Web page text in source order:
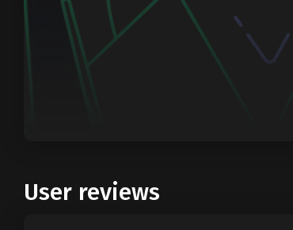
User reviews